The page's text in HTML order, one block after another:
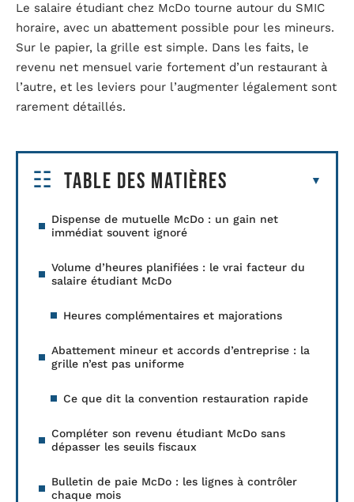
Le salaire étudiant chez McDo tourne autour du SMIC
horaire, avec un abattement possible pour les mineurs.
Sur le papier, la grille est simple. Dans les faits, le
revenu net mensuel varie fortement d’un restaurant à
l’autre, et les leviers pour l’augmenter légalement sont
rarement détaillés.
Table des matières
Dispense de mutuelle McDo : un gain net
immédiat souvent ignoré
Volume d’heures planifiées : le vrai facteur du
salaire étudiant McDo
Heures complémentaires et majorations
Abattement mineur et accords d’entreprise : la
grille n’est pas uniforme
Ce que dit la convention restauration rapide
Compléter son revenu étudiant McDo sans
dépasser les seuils fiscaux
Bulletin de paie McDo : les lignes à contrôler
chaque mois